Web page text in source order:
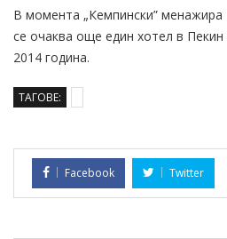
В момента „Кемпински” менажира
се очаква още един хотел в
2014 година.
ТАГОВЕ:
Facebook Twitter